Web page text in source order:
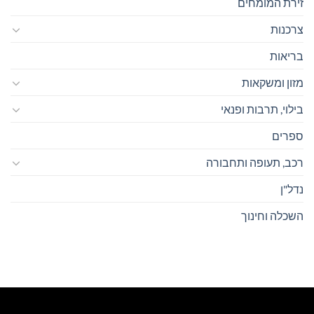
זירת המומחים
צרכנות
בריאות
מזון ומשקאות
בילוי, תרבות ופנאי
ספרים
רכב, תעופה ותחבורה
נדל"ן
השכלה וחינוך